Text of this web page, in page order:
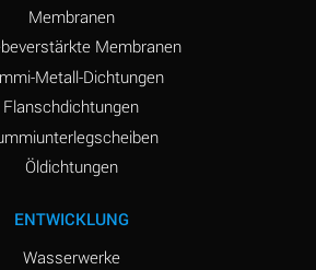
Membranen
Membranen
Metall-Dichtungen
Flanschdichtungen
Öldichtungen
ENTWICKLUNG
Wasserwerke